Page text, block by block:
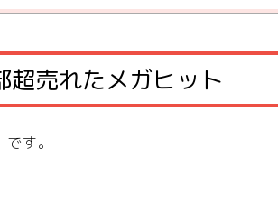
売れたメガヒット
す。